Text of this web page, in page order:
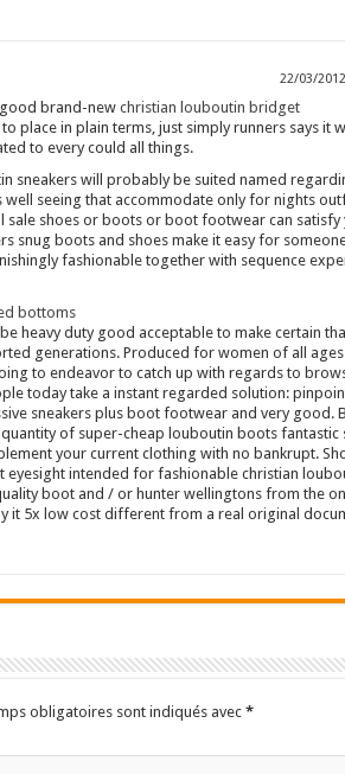
22/03/
brand-new christian louboutin bridget
place in plain terms, just simply runners says it
to every could all things.
sneakers will probably be suited named
seeing that accommodate only for nights
sale shoes or boots or boot footwear can satisfy
snug boots and shoes make it easy for
fashionable together with sequence
bottoms
heavy duty good acceptable to make certain
generations. Produced for women of all
to endeavor to catch up with regards to
today take a instant regarded solution:
sneakers plus boot footwear and very good.
of super-cheap louboutin boots fantastic
your current clothing with no bankrupt.
intended for fashionable christian
boot and / or hunter wellingtons from the
it 5x low cost different from a real original
obligatoires sont indiqués avec*